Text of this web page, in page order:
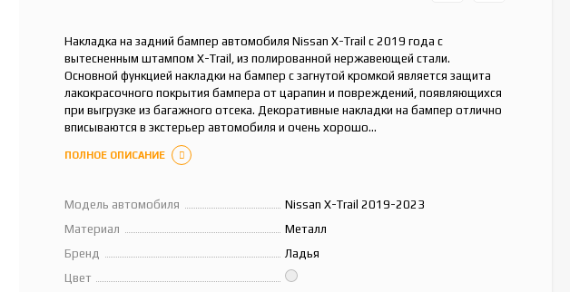
Накладка на задний бампер автомобиля Nissan X-Trail с 2019 года с
вытесненным штампом X-Trail, из полированной нержавеющей стали.
Основной функцией накладки на бампер с загнутой кромкой является защита
лакокрасочного покрытия бампера от царапин и повреждений, появляющихся
при выгрузке из багажного отсека. Декоративные накладки на бампер отлично
вписываются в экстерьер автомобиля и очень хорошо...
ПОЛНОЕ ОПИСАНИЕ
Модель автомобиля
Nissan X-Trail 2019-2023
Материал
Металл
Бренд
Ладья
Цвет